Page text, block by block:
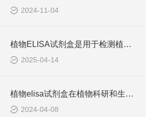
2024-11-04
植物ELISA试剂盒是用于检测植物体内各种生物分子含量的实验工具
2025-04-14
植物elisa试剂盒在植物科研和生产中有着重要的应用价值
2024-04-08